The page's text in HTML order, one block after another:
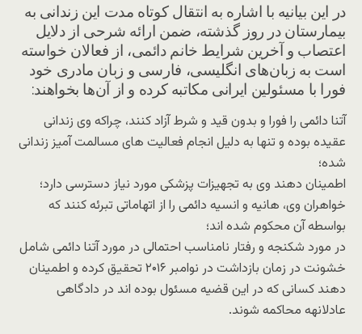
در این بیانیه با اشاره به انتقال کوتاه مدت این زندانی به
بیمارستان در روز گذشته، ضمن ارائه شرحی از دلایل
اعتصاب و آخرین شرایط خانم دائمی، از فعالان خواسته
است به زبان‌های انگلیسی، فارسی و زبان مادری خود
فورا با مسئولین ایرانی مکاتبه کرده و از آن‌ها بخواهند:
آتنا دائمی را فورا و بدون قید و شرط آزاد کنند، چراکه وی زندانی
عقیده بوده و تنها به دلیل انجام فعالیت های مسالمت آمیز زندانی
شده؛
اطمینان دهند وی به تجهیزات پزشکی مورد نیاز دسترسی دارد؛
خواهران وی، هانیه و انسیه دائمی را از اتهاماتی تبرئه کنند که
بواسطه آن محکوم شده اند؛
در مورد شکنجه و رفتار نامناسب احتمالی در مورد آتنا دائمی شامل
خشونت در زمان بازداشت در نوامبر ۲۰۱۶ تحقیق کرده و اطمینان
دهند کسانی که در این قضیه مسئول بوده اند در دادگاهی
عادلانهه محاکمه شوند.